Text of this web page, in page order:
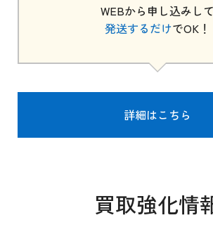
WEBから申し込みして
発送するだけでOK！
詳細はこちら
買取強化情